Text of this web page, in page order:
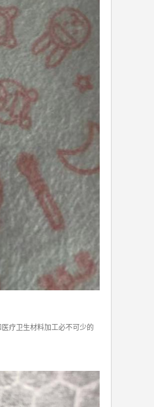
疗卫生材料加工必不可少的